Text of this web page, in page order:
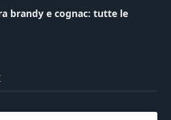
brandy e cognac: tutte le